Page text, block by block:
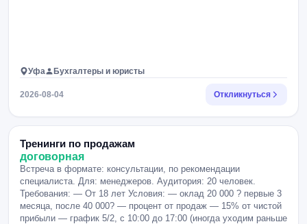
Уфа Бухгалтеры и юристы
2026-08-04 Откликнуться
Тренинги по продажам
договорная
Встреча в формате: консультации, по рекомендации
специалиста. Для: менеджеров. Аудитория: 20 человек.
Требования: — От 18 лет Условия: — оклад 20 000 ? первые 3
месяца, после 40 000? — процент от продаж — 15% от чистой
прибыли — график 5/2, с 10:00 до 17:00 (иногда уходим раньше